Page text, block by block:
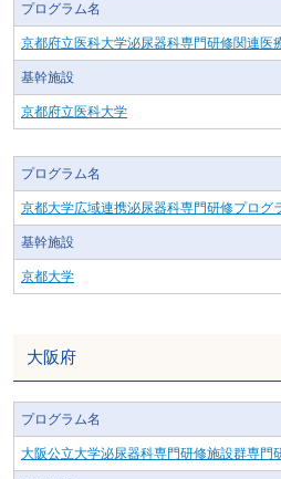
プログラム名
京都府立医科大学泌尿器科専門研修関連医
基幹施設
京都府立医科大学
プログラム名
京都大学広域連携泌尿器科専門研修プログ
基幹施設
京都大学
大阪府
プログラム名
大阪公立大学泌尿器科専門研修施設群専門